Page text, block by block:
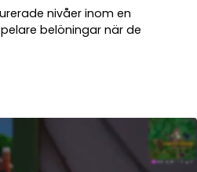
nivåer inom en
belöningar när de